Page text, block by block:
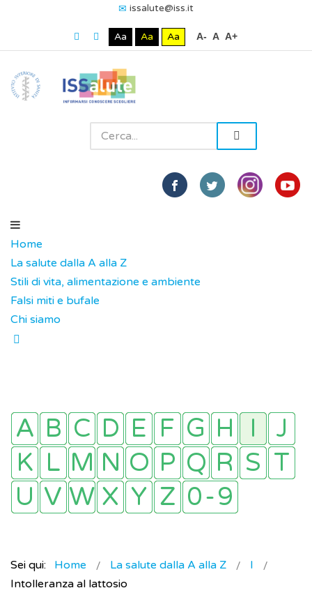
issalute@iss.it
Aa Aa Aa A- A A+
Home
La salute dalla A alla Z
Stili di vita, alimentazione e ambiente
Falsi miti e bufale
Chi siamo
Sei qui: Home La salute dalla A alla Z
I
Intolleranza al lattosio